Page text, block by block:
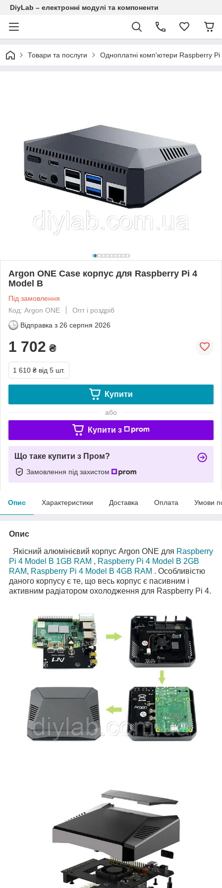
DiyLab – електронні модулі та компоненти
Товари та послуги Одноплатні комп'ютери Raspberry Pi
Argon ONE Case корпус для Raspberry Pi 4
Model B
Під замовлення
Код: Argon ONE
Опт і роздріб
Відправка з 26 серпня 2026
1 702 ₴
1 610 ₴ від 5 шт.
Купити
або
Купити з
Що таке купити з Пром?
Замовлення під захистом
Опис Характеристики Доставка Оплата Умови
Опис
Якісний алюмінієвий корпус Argon ONE для Raspberry
Pi 4 Model B 1GB RAM , Raspberry Pi 4 Model B 2GB
RAM, Raspberry Pi 4 Model B 4GB RAM . Особливістю
даного корпусу є те, що весь корпус є пасивним і
активним радіатором охолодження для Raspberry Pi 4.